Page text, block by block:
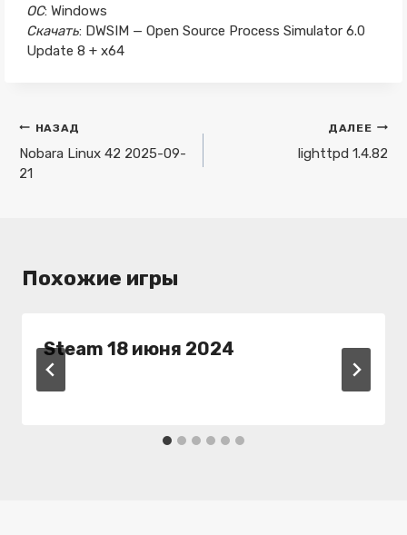
ОС: Windows
Скачать: DWSIM — Open Source Process Simulator 6.0
Update 8 + x64
Навигация
по
записям
НАЗАД
Nobara Linux 42 2025-09-
21
ДАЛЕЕ
lighttpd 1.4.82
Похожие игры
Steam 18 июня 2024